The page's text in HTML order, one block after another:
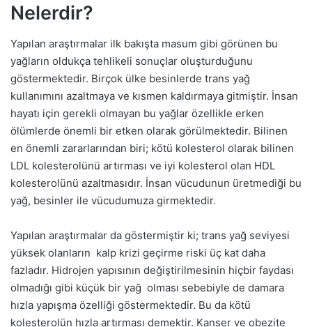
Nelerdir?
Yapılan araştırmalar ilk bakışta masum gibi görünen bu
yağların oldukça tehlikeli sonuçlar oluşturduğunu
göstermektedir. Birçok ülke besinlerde trans yağ
kullanımını azaltmaya ve kısmen kaldırmaya gitmiştir. İnsan
hayatı için gerekli olmayan bu yağlar özellikle erken
ölümlerde önemli bir etken olarak görülmektedir. Bilinen
en önemli zararlarından biri; kötü kolesterol olarak bilinen
LDL kolesterolünü artırması ve iyi kolesterol olan HDL
kolesterolünü azaltmasıdır. İnsan vücudunun üretmediği bu
yağ, besinler ile vücudumuza girmektedir.
Yapılan araştırmalar da göstermiştir ki; trans yağ seviyesi
yüksek olanların kalp krizi geçirme riski üç kat daha
fazladır. Hidrojen yapısının değiştirilmesinin hiçbir faydası
olmadığı gibi küçük bir yağ olması sebebiyle de damara
hızla yapışma özelliği göstermektedir. Bu da kötü
kolesterolün hızla artırması demektir. Kanser ve obezite